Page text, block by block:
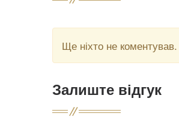
Ще ніхто не
Залиште відгук